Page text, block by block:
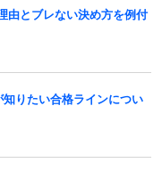
由とブレない決め方を例付
知りたい合格ラインについ